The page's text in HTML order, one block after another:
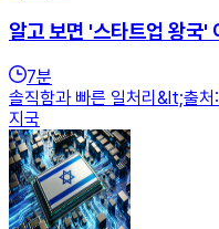
알고 보면 '스타트업 왕국'
7분
솔직함과 빠른 일처리&lt;출
지국